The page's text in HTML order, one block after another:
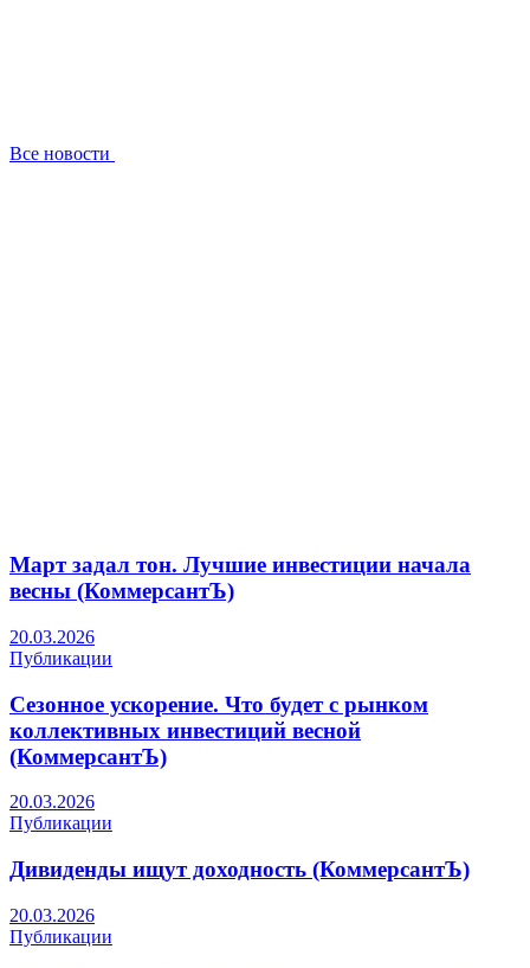
Все новости
Март задал тон. Лучшие инвестиции начала
весны (КоммерсантЪ)
20.03.2026
Публикации
Сезонное ускорение. Что будет с рынком
коллективных инвестиций весной
(КоммерсантЪ)
20.03.2026
Публикации
Дивиденды ищут доходность (КоммерсантЪ)
20.03.2026
Публикации